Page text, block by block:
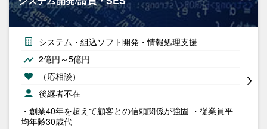
システム・組込ソフト開発・情報処理支援
2億円～5億円
（応相談）
後継者不在
・創業40年を超えて顧客との信頼関係が強固 ・従業員平
均年齢30歳代